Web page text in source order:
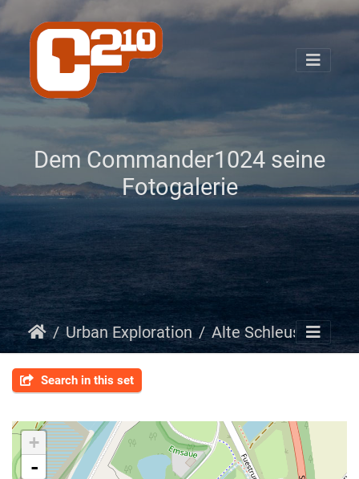
Dem Commander1024 seine
Fotogalerie
Urban Exploration Alte Schleuse
Search in this set
+
-